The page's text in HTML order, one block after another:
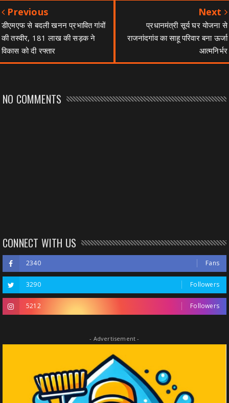
Previous
डीएमएफ से बदली खनन प्रभावित गांवों
की तस्वीर, 181 लाख की सड़क ने
विकास को दी रफ्तार
Next
प्रधानमंत्री सूर्य घर योजना से
राजनांदगांव का साहू परिवार बना ऊर्जा
आत्मनिर्भर
NO COMMENTS
CONNECT WITH US
2340 Fans
3290 Followers
5212 Followers
- Advertisement -